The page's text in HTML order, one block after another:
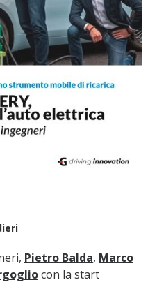
Pietro Balda, Marco
con la start